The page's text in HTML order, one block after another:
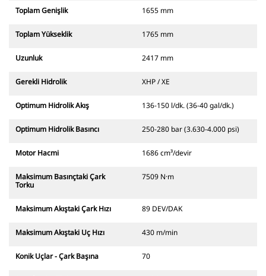
Toplam Genişlik 1655 mm
Toplam Yükseklik 1765 mm
Uzunluk 2417 mm
Gerekli Hidrolik XHP / XE
Optimum Hidrolik Akış 136-150 l/dk. (36-40 gal/dk.)
Optimum Hidrolik Basıncı 250-280 bar (3.630-4.000 psi)
Motor Hacmi 1686 cm³/devir
Maksimum Basınçtaki Çark
Torku
7509 N·m
Maksimum Akıştaki Çark Hızı 89 DEV/DAK
Maksimum Akıştaki Uç Hızı 430 m/min
Konik Uçlar - Çark Başına 70